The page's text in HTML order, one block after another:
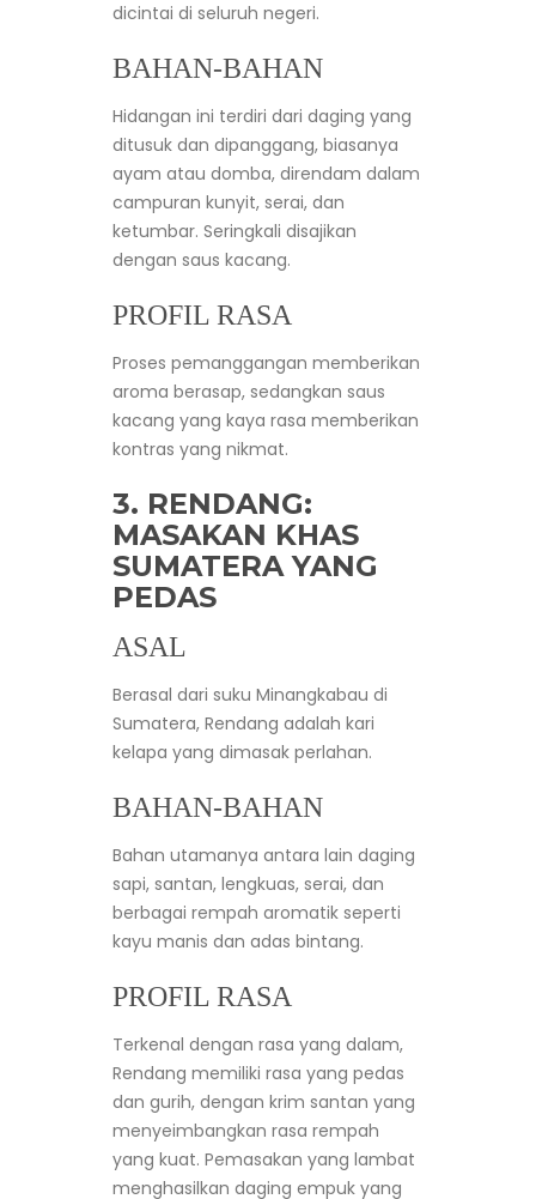
dicintai di seluruh negeri.
BAHAN-BAHAN
Hidangan ini terdiri dari daging yang
ditusuk dan dipanggang, biasanya
ayam atau domba, direndam dalam
campuran kunyit, serai, dan
ketumbar. Seringkali disajikan
dengan saus kacang.
PROFIL RASA
Proses pemanggangan memberikan
aroma berasap, sedangkan saus
kacang yang kaya rasa memberikan
kontras yang nikmat.
3. RENDANG:
MASAKAN KHAS
SUMATERA YANG
PEDAS
ASAL
Berasal dari suku Minangkabau di
Sumatera, Rendang adalah kari
kelapa yang dimasak perlahan.
BAHAN-BAHAN
Bahan utamanya antara lain daging
sapi, santan, lengkuas, serai, dan
berbagai rempah aromatik seperti
kayu manis dan adas bintang.
PROFIL RASA
Terkenal dengan rasa yang dalam,
Rendang memiliki rasa yang pedas
dan gurih, dengan krim santan yang
menyeimbangkan rasa rempah
yang kuat. Pemasakan yang lambat
menghasilkan daging empuk yang